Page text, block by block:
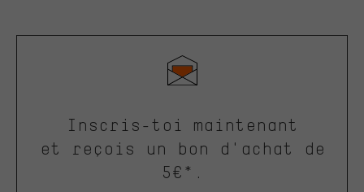
Inscris-toi maintenant
et reçois un bon d'achat de
5€*.